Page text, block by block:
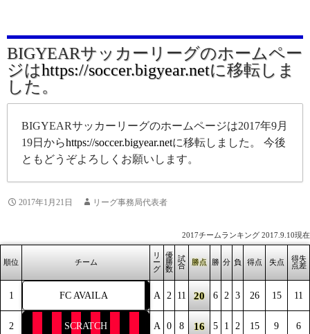
BIGYEARサッカーリーグのホームペー
ジはhttps://soccer.bigyear.netに移転しま
した。
BIGYEARサッカーリーグのホームページは2017年9月
19日からhttps://soccer.bigyear.netに移転しました。 今後
ともどうぞよろしくお願いします。
2017年1月21日 リーグ事務局代表者
2017チームランキング 2017.9.10現在
順位 チーム
リ
ー
グ
優
勝
数
試
合
勝点 勝 分 負 得点 失点
得失
点差
1 FC AVAILA A 2 11 20 6 2 3 26 15 11
2 SCRATCH A 0 8 16 5 1 2 15 9 6